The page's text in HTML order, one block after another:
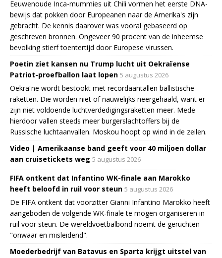
Eeuwenoude Inca-mummies uit Chili vormen het eerste DNA-
bewijs dat pokken door Europeanen naar de Amerika's zijn
gebracht. De kennis daarover was vooral gebaseerd op
geschreven bronnen. Ongeveer 90 procent van de inheemse
bevolking stierf toentertijd door Europese virussen.
Poetin ziet kansen nu Trump lucht uit Oekraïense
Patriot-proefballon laat lopen 5 augustus 2026
Oekraïne wordt bestookt met recordaantallen ballistische
raketten. Die worden niet of nauwelijks neergehaald, want er
zijn niet voldoende luchtverdedigingsraketten meer. Mede
hierdoor vallen steeds meer burgerslachtoffers bij de
Russische luchtaanvallen. Moskou hoopt op wind in de zeilen.
Video | Amerikaanse band geeft voor 40 miljoen dollar
aan cruisetickets weg 5 augustus 2026
FIFA ontkent dat Infantino WK-finale aan Marokko
heeft beloofd in ruil voor steun 5 augustus 2026
De FIFA ontkent dat voorzitter Gianni Infantino Marokko heeft
aangeboden de volgende WK-finale te mogen organiseren in
ruil voor steun. De wereldvoetbalbond noemt de geruchten
"onwaar en misleidend".
Moederbedrijf van Batavus en Sparta krijgt uitstel van